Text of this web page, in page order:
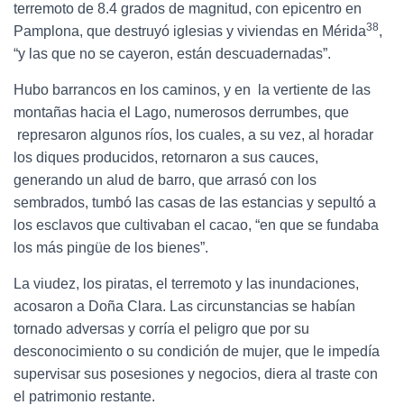
terremoto de 8.4 grados de magnitud, con epicentro en
Pamplona, que destruyó iglesias y viviendas en Mérida38,
“y las que no se cayeron, están descuadernadas”.
Hubo barrancos en los caminos, y en la vertiente de las
montañas hacia el Lago, numerosos derrumbes, que
represaron algunos ríos, los cuales, a su vez, al horadar
los diques producidos, retornaron a sus cauces,
generando un alud de barro, que arrasó con los
sembrados, tumbó las casas de las estancias y sepultó a
los esclavos que cultivaban el cacao, “en que se fundaba
los más pingüe de los bienes”.
La viudez, los piratas, el terremoto y las inundaciones,
acosaron a Doña Clara. Las circunstancias se habían
tornado adversas y corría el peligro que por su
desconocimiento o su condición de mujer, que le impedía
supervisar sus posesiones y negocios, diera al traste con
el patrimonio restante.